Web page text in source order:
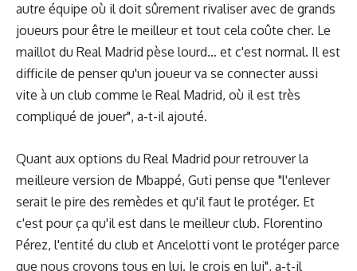
autre équipe où il doit sûrement rivaliser avec de grands
joueurs pour être le meilleur et tout cela coûte cher. Le
maillot du Real Madrid pèse lourd… et c'est normal. Il est
difficile de penser qu'un joueur va se connecter aussi
vite à un club comme le Real Madrid, où il est très
compliqué de jouer", a-t-il ajouté.
Quant aux options du Real Madrid pour retrouver la
meilleure version de Mbappé, Guti pense que "l'enlever
serait le pire des remèdes et qu'il faut le protéger. Et
c'est pour ça qu'il est dans le meilleur club. Florentino
Pérez, l'entité du club et Ancelotti vont le protéger parce
que nous croyons tous en lui. Je crois en lui", a-t-il